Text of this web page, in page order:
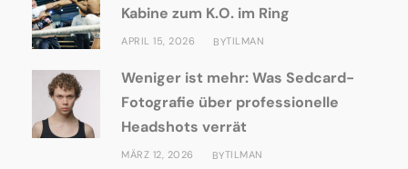
Kabine zum K.O. im Ring
APRIL 15, 2026 BYTILMAN
Weniger ist mehr: Was Sedcard-
Fotografie über professionelle
Headshots verrät
MÄRZ 12, 2026 BYTILMAN